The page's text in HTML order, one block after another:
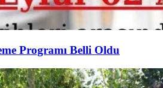
Programı Belli Oldu